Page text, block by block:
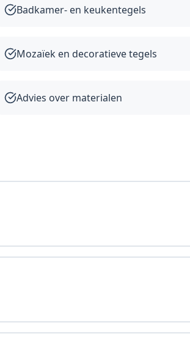
Badkamer- en keukentegels
Mozaïek en decoratieve tegels
Advies over materialen